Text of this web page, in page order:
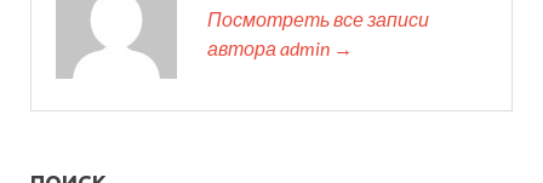
Посмотреть все записи
автора admin →